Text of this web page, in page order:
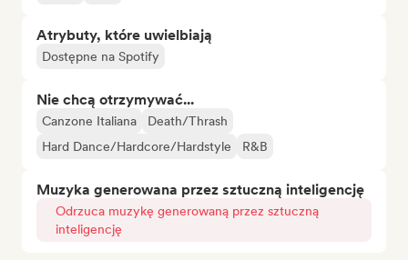
Atrybuty, które uwielbiają
Dostępne na Spotify
Nie chcą otrzymywać...
Canzone Italiana
Death/Thrash
Hard Dance/Hardcore/Hardstyle
R&B
Muzyka generowana przez sztuczną inteligencję
Odrzuca muzykę generowaną przez sztuczną
inteligencję